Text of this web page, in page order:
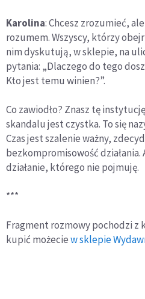
Karolina: Chcesz zrozumieć,
rozumem. Wszyscy, którzy
nim dyskutują, w sklepie, na
pytania: „Dlaczego do tego
Kto jest temu winien?”.
Co zawiodło? Znasz tę
skandalu jest czystka. To się
Czas jest szalenie ważny,
bezkompromisowość działania.
działanie, którego nie pojmuję.
***
Fragment rozmowy pochodzi z
kupić możeciew sklepie